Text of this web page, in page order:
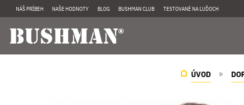
NÁŠ PRÍBEH NAŠE HODNOTY BLOG BUSHMAN CLUB TESTOVANÉ NA ĽUĎOCH
ÚVOD